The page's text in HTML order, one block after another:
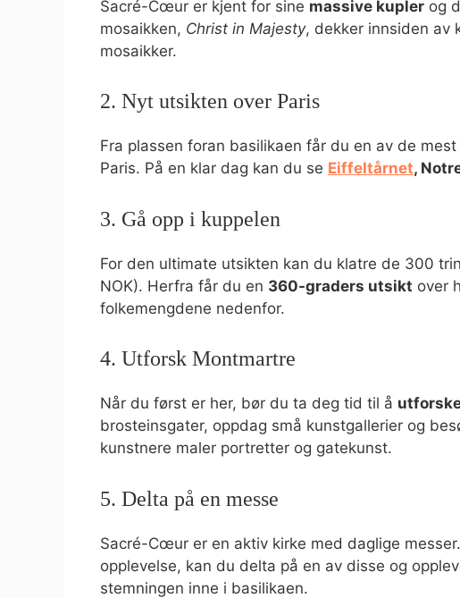
Sacré-Cœur er kjent for sine massive kupler og
mosaikken, Christ in Majesty, dekker innsiden av
mosaikker.
2. Nyt utsikten over Paris
Fra plassen foran basilikaen får du en av de
Paris. På en klar dag kan du se Eiffeltårnet,
3. Gå opp i kuppelen
For den ultimate utsikten kan du klatre de 300
NOK). Herfra får du en 360-graders utsikt over
folkemengdene nedenfor.
4. Utforsk Montmartre
Når du først er her, bør du ta deg tid til å
brosteinsgater, oppdag små kunstgallerier og
kunstnere maler portretter og gatekunst.
5. Delta på en messe
Sacré-Cœur er en aktiv kirke med daglige
opplevelse, kan du delta på en av disse og
stemningen inne i basilikaen.